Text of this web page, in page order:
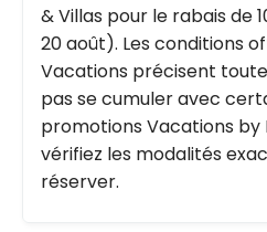
& Villas pour le rabais de
20 août). Les conditions
Vacations précisent
pas se cumuler avec
promotions Vacations by
vérifiez les modalités
réserver.